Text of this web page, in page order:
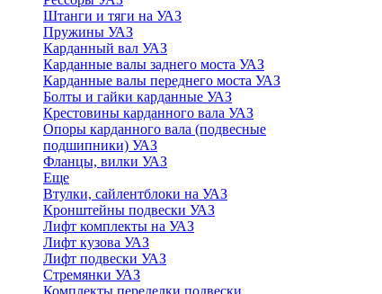
Штанги и тяги на УАЗ
Пружины УАЗ
Карданный вал УАЗ
Карданные валы заднего моста УАЗ
Карданные валы переднего моста УАЗ
Болты и гайки карданные УАЗ
Крестовины карданного вала УАЗ
Опоры карданного вала (подвесные
подшипники) УАЗ
Фланцы, вилки УАЗ
Еще
Втулки, сайлентблоки на УАЗ
Кронштейны подвески УАЗ
Лифт комплекты на УАЗ
Лифт кузова УАЗ
Лифт подвески УАЗ
Стремянки УАЗ
Комплекты переделки подвески